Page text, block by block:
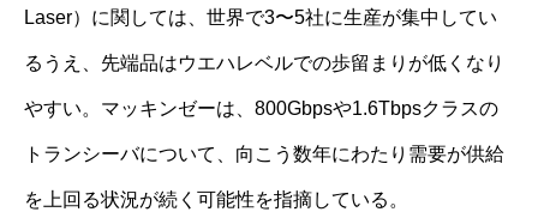
Laser）に関しては、世界で3〜5社に生産が集中してい
るうえ、先端品はウエハレベルでの歩留まりが低くなり
やすい。マッキンゼーは、800Gbpsや1.6Tbpsクラスの
トランシーバについて、向こう数年にわたり需要が供給
を上回る状況が続く可能性を指摘している。